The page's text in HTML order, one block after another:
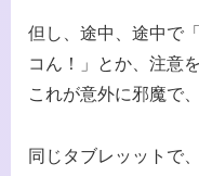
但し、途中、途中で
コん！」とか、注意
これが意外に邪魔で、
同じタブレッットで